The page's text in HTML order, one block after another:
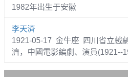
1982年出生于安徽
李天濟
1921-05-17 金牛座 四川省立戲
濟，中國電影編劇、演員(1921--